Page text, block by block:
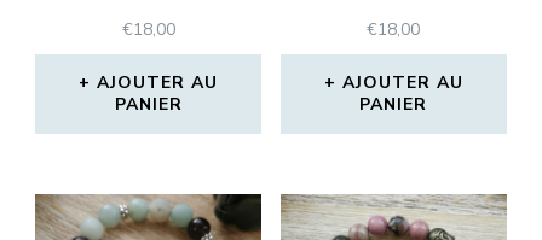
€18,00
AJOUTER AU
PANIER
€18,00
AJOUTER AU
PANIER